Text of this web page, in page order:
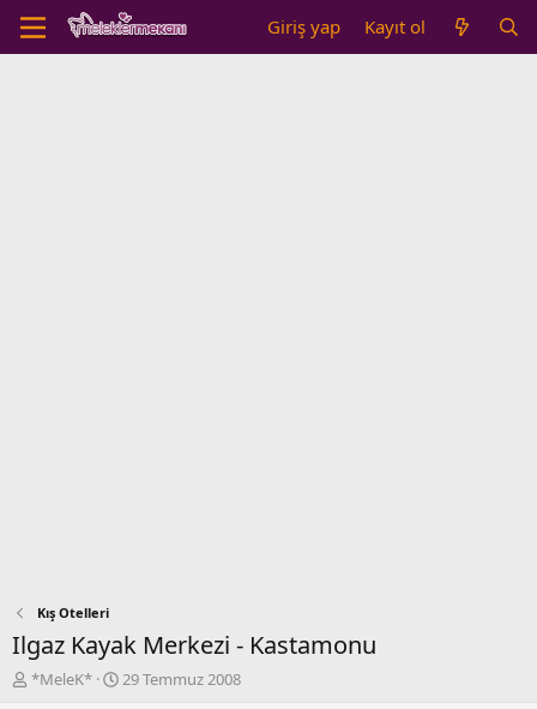
Giriş yap Kayıt ol
Kış Otelleri
Ilgaz Kayak Merkezi - Kastamonu
K
*MeleK*
B
29 Temmuz 2008